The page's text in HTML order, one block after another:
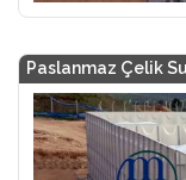
Paslanmaz Çelik